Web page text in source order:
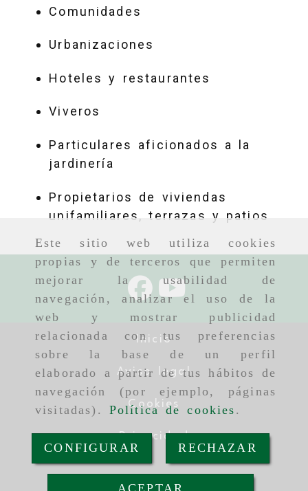
Este sitio web utiliza cookies
propias y de terceros que permiten
mejorar la usabilidad de
navegación, analizar el uso de la
web y mostrar publicidad
relacionada con tus preferencias
sobre la base de un perfil
elaborado a partir de tus hábitos de
navegación (por ejemplo, páginas
visitadas). Política de cookies .
CONFIGURAR RECHAZAR
ACEPTAR
Comunidades
Urbanizaciones
Hoteles y restaurantes
Viveros
Particulares aficionados a la
jardinería
Propietarios de viviendas
unifamiliares, terrazas y patios
Inicio
Aviso legal
Cookies
Privacidad